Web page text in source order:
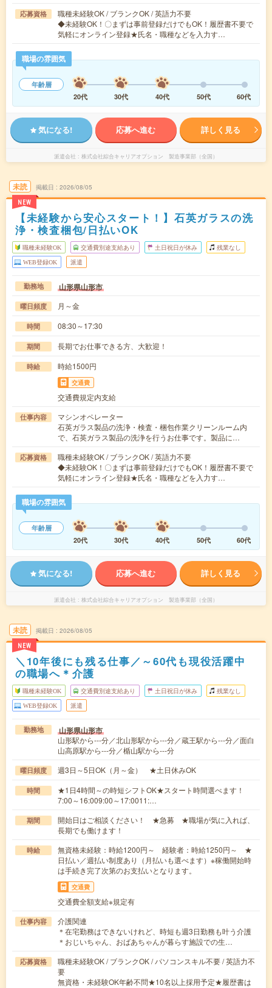
応募資格
職種未経験OK / ブランクOK / 英語力不要
◆未経験OK！〇まずは事前登録だけでもOK！履歴書不要で
気軽にオンライン登録★氏名・職種などを入力す…
職場の雰囲気
年齢層
20代
30代 40代 50代 60代
気になる! 応募へ進む 詳しく見る
派遣会社 株式会社綜合キャリアオプション 製造事業部（全国）
未読
NEW
掲載日 2026/08/05
【未経験から安心スタート！】石英ガラスの洗
浄・検査梱包/日払いOK
職種未経験OK 交通費別途支給あり 土日祝日が休み 残業なし
WEB登録OK 派遣
勤務地 山形県山形市
曜日頻度 月～金
時間 08:30～17:30
期間 長期でお仕事できる方、大歓迎！
時給 時給1500円
交通費
交通費規定内支給
仕事内容
マシンオペレーター
石英ガラス製品の洗浄・検査・梱包作業クリーンルーム内
で、石英ガラス製品の洗浄を行うお仕事です。製品に…
応募資格
職種未経験OK / ブランクOK / 英語力不要
◆未経験OK！〇まずは事前登録だけでもOK！履歴書不要で
気軽にオンライン登録★氏名・職種などを入力す…
職場の雰囲気
年齢層
20代
30代 40代 50代 60代
気になる! 応募へ進む 詳しく見る
派遣会社 株式会社綜合キャリアオプション 製造事業部（全国）
未読
NEW
掲載日 2026/08/05
＼10年後にも残る仕事／～60代も現役活躍中
の職場へ＊介護
職種未経験OK 交通費別途支給あり 土日祝日が休み 残業なし
WEB登録OK 派遣
勤務地 山形県山形市
山形駅から---分／北山形駅から---分／蔵王駅から---分／面白
山高原駅から---分／楯山駅から---分
曜日頻度 週3日～5日OK（月～金） ★土日休みOK
時間
★1日4時間～の時短シフトOK★スタート時間選べます！
7:00～16:009:00～17:0011:…
期間
開始日はご相談ください！ ★急募 ★職場が気に入れば、
長期でも働けます！
時給
無資格未経験：時給1200円～ 経験者：時給1250円～ ★
日払い／週払い制度あり（月払いも選べます）※稼働開始時
は手続き完了次第のお支払いとなります。
交通費
交通費全額支給※規定有
仕事内容
介護関連
＊在宅勤務はできないけれど、時短も週3日勤務も叶う介護
＊おじいちゃん、おばあちゃんが暮らす施設での生…
応募資格
職種未経験OK / ブランクOK / パソコンスキル不要 / 英語力不
要
無資格・未経験OK年齢不問★10名以上採用予定★履歴書は